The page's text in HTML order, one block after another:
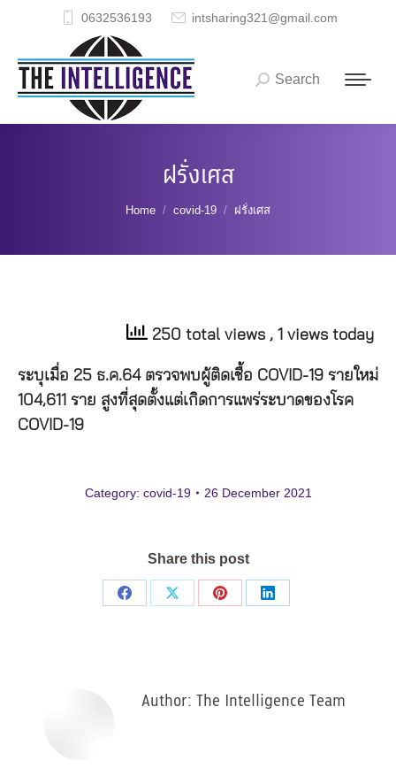
0632536193 intsharing321@gmail.com
Search:
Search
ฝรั่งเศส
You are here:
Home covid-19 ฝรั่งเศส
250 total views , 1 views today
ระบุเมื่อ 25 ธ.ค.64 ตรวจพบผู้ติดเชื้อ COVID-19 รายใหม่
104,611 ราย สูงที่สุดตั้งแต่เกิดการแพร่ระบาดของโรค
COVID-19
Category: covid-19 26 December 2021
Share this post
Share
Share
Share
Share
Author: The Intelligence Team